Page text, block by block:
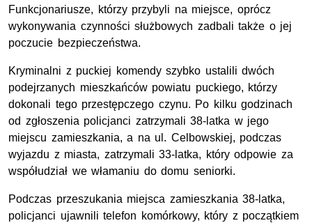
Funkcjonariusze, którzy przybyli na miejsce, oprócz
wykonywania czynności służbowych zadbali także o jej
poczucie bezpieczeństwa.
Kryminalni z puckiej komendy szybko ustalili dwóch
podejrzanych mieszkańców powiatu puckiego, którzy
dokonali tego przestępczego czynu. Po kilku godzinach
od zgłoszenia policjanci zatrzymali 38-latka w jego
miejscu zamieszkania, a na ul. Celbowskiej, podczas
wyjazdu z miasta, zatrzymali 33-latka, który odpowie za
współudział we włamaniu do domu seniorki.
Podczas przeszukania miejsca zamieszkania 38-latka,
policjanci ujawnili telefon komórkowy, który z początkiem